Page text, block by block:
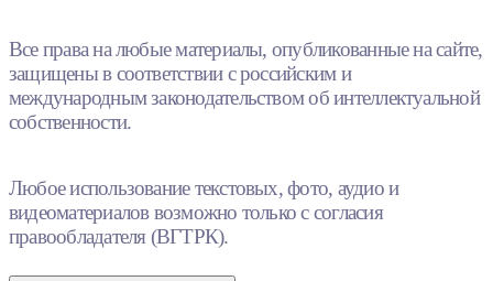
Все права на любые материалы, опубликованные на сайте,
защищены в соответствии с российским и
международным законодательством об интеллектуальной
собственности.
Любое использование текстовых, фото, аудио и
видеоматериалов возможно только с согласия
правообладателя (ВГТРК).